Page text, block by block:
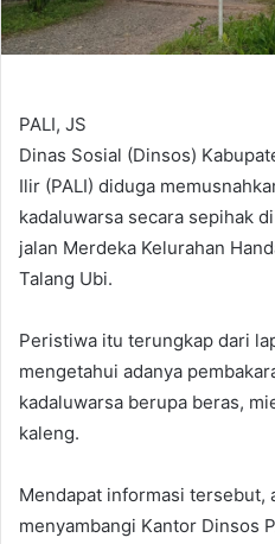
PALI, JS
Dinas Sosial (Dinsos)
Ilir (PALI) diduga
kadaluwarsa secara sepihak
jalan Merdeka Kelurahan
Talang Ubi.
Peristiwa itu terungkap dari
mengetahui adanya
kadaluwarsa berupa beras,
kaleng.
Mendapat informasi tersebut,
menyambangi Kantor Dinsos